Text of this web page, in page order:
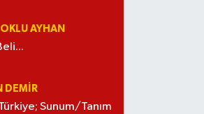
AYHAN
DEMİR
Sunum/Tanım